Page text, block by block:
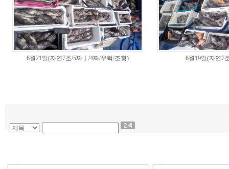
6월21일(자연7호/5짜ㅣ/4짜/우럭/조황) 6월19일(자연7